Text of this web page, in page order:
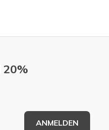
20%
ANMELDEN